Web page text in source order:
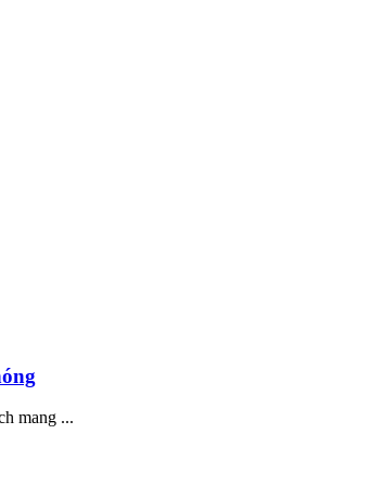
mang ...